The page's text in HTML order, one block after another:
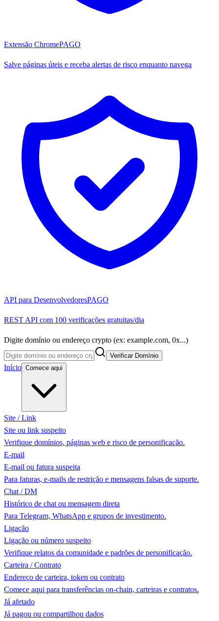
Extensão ChromePAGO
Salve páginas úteis e receba alertas de risco enquanto navega
API para DesenvolvedoresPAGO
REST API com 100 verificações gratuitas/dia
Digite domínio ou endereço crypto (ex: example.com, 0x...)
Verificar Domínio
Início Comece aqui
Site / Link
Site ou link suspeito
Verifique domínios, páginas web e risco de personificação.
E-mail
E-mail ou fatura suspeita
Para faturas, e-mails de restrição e mensagens falsas de suporte.
Chat / DM
Histórico de chat ou mensagem direta
Para Telegram, WhatsApp e grupos de investimento.
Ligação
Ligação ou número suspeito
Verifique relatos da comunidade e padrões de personificação.
Carteira / Contrato
Endereço de carteira, token ou contrato
Comece aqui para transferências on-chain, carteiras e contratos.
Já afetado
Já pagou ou compartilhou dados